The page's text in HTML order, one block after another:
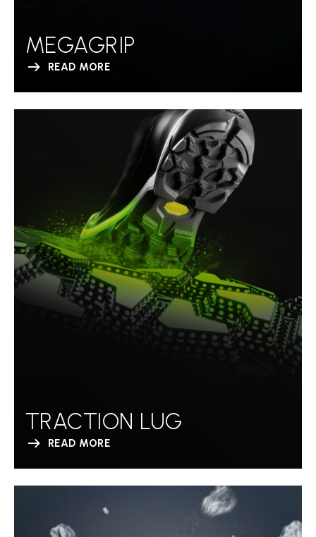
MEGAGRIP
READ MORE
TRACTION LUG
READ MORE